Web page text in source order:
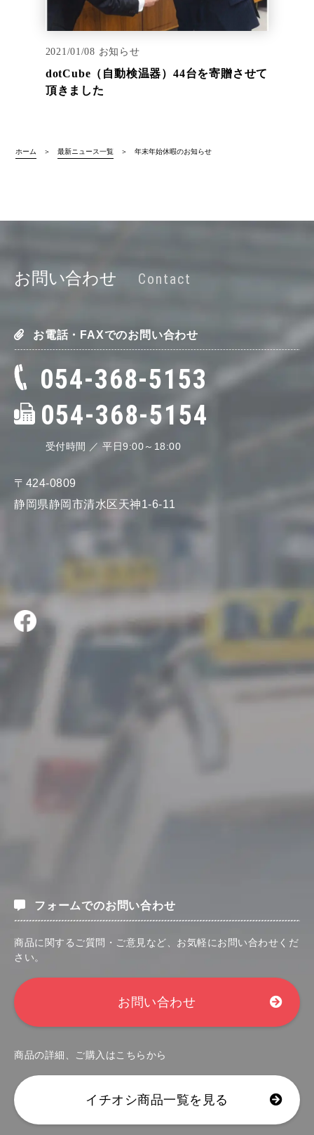
2021/01/08 お知らせ
dotCube（自動検温器）44台を寄贈させて
頂きました
ホーム 最新ニュース一覧 年末年始休暇のお知らせ
お問い合わせ Contact
お電話・FAXでのお問い合わせ
054-368-5153
054-368-5154
受付時間 ／ 平日9:00～18:00
〒424-0809
静岡県静岡市清水区天神1-6-11
フォームでのお問い合わせ
商品に関するご質問・ご意見など、お気軽にお問い合わせくだ
さい。
お問い合わせ
商品の詳細、ご購入はこちらから
イチオシ商品一覧を見る